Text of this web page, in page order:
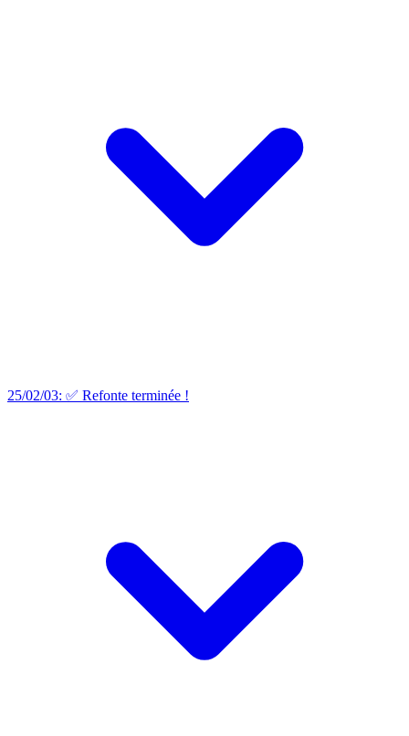
25/02/03: ✅ Refonte terminée !